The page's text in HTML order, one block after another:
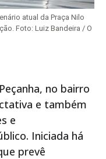
atual da Praça Nilo
Foto: Luiz Bandeira / O
no bairro
e também
e
Iniciada há
prevê